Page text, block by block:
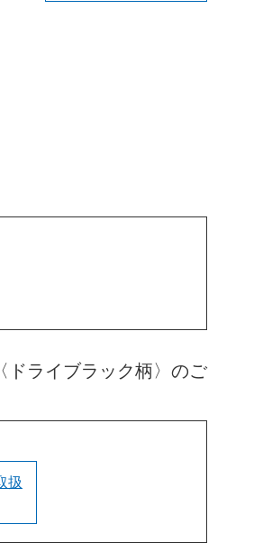
ライブラック柄〉のご
扱